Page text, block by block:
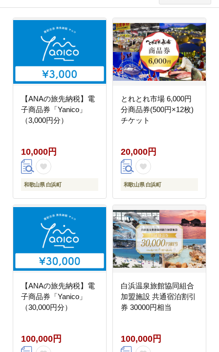
【ANAの旅先納税】電
子商品券「Yanico」
（3,000円分）
10,000円
和歌山県 白浜町
とれとれ市場 6,000円
分商品券(500円×12枚)
チケット
20,000円
和歌山県 白浜町
【ANAの旅先納税】電
子商品券「Yanico」
（30,000円分）
100,000円
白浜温泉旅館協同組合
加盟施設 共通宿泊割引
券 30000円相当
100,000円